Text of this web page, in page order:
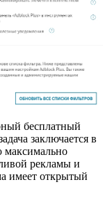
бесплатный
заключается в
максимально
рекламы и
имеет открытый